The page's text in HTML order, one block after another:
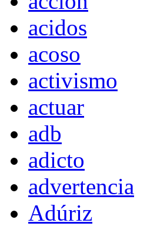
acidos
acoso
activismo
actuar
adb
adicto
advertencia
Adúriz